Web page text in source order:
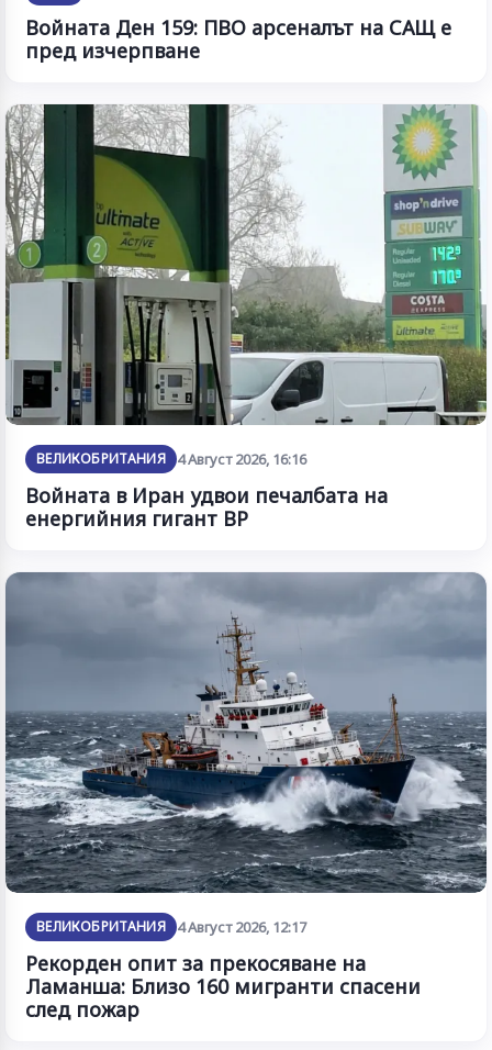
Войната Ден 159: ПВО арсеналът на САЩ е
пред изчерпване
ВЕЛИКОБРИТАНИЯ 4 Август 2026, 16:16
Войната в Иран удвои печалбата на
енергийния гигант BP
ВЕЛИКОБРИТАНИЯ 4 Август 2026, 12:17
Рекорден опит за прекосяване на
Ламанша: Близо 160 мигранти спасени
след пожар